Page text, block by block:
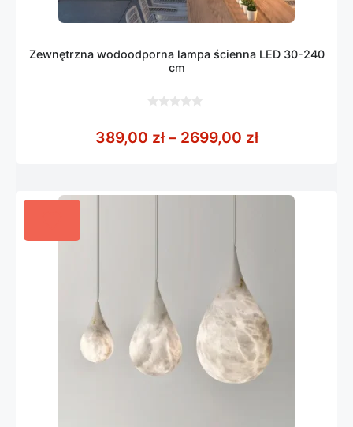
Zewnętrzna wodoodporna lampa ścienna LED 30-240
cm
5
389,00 zł – 2699,00 złZakres cen: